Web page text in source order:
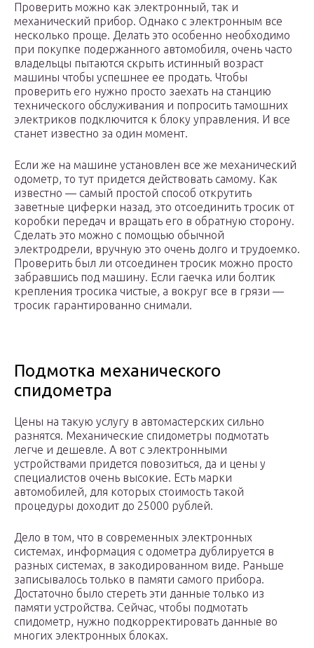
Проверить можно как электронный, так и
механический прибор. Однако с электронным все
несколько проще. Делать это особенно необходимо
при покупке подержанного автомобиля, очень часто
владельцы пытаются скрыть истинный возраст
машины чтобы успешнее ее продать. Чтобы
проверить его нужно просто заехать на станцию
технического обслуживания и попросить тамошних
электриков подключится к блоку управления. И все
станет известно за один момент.
Если же на машине установлен все же механический
одометр, то тут придется действовать самому. Как
известно — самый простой способ открутить
заветные циферки назад, это отсоединить тросик от
коробки передач и вращать его в обратную сторону.
Сделать это можно с помощью обычной
электродрели, вручную это очень долго и трудоемко.
Проверить был ли отсоединен тросик можно просто
забравшись под машину. Если гаечка или болтик
крепления тросика чистые, а вокруг все в грязи —
тросик гарантированно снимали.
Подмотка механического
спидометра
Цены на такую услугу в автомастерских сильно
разнятся. Механические спидометры подмотать
легче и дешевле. А вот с электронными
устройствами придется повозиться, да и цены у
специалистов очень высокие. Есть марки
автомобилей, для которых стоимость такой
процедуры доходит до 25000 рублей.
Дело в том, что в современных электронных
системах, информация с одометра дублируется в
разных системах, в закодированном виде. Раньше
записывалось только в памяти самого прибора.
Достаточно было стереть эти данные только из
памяти устройства. Сейчас, чтобы подмотать
спидометр, нужно подкорректировать данные во
многих электронных блоках.